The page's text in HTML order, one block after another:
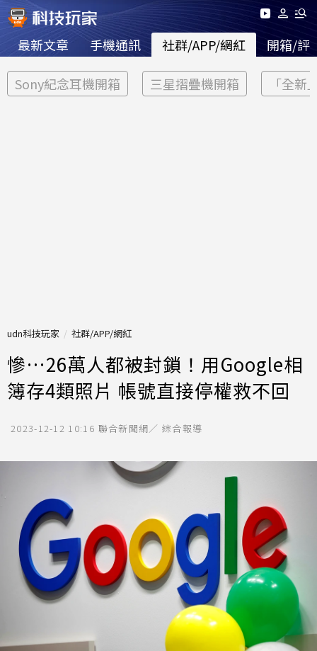
最新文章 手機通訊 社群/APP/網紅 開箱/評
Sony紀念耳機開箱 三星摺疊機開箱 「全新
udn科技玩家 社群/APP/網紅
慘…26萬人都被封鎖！用Google相
簿存4類照片 帳號直接停權救不回
2023-12-12 10:16 聯合新聞網／ 綜合報導